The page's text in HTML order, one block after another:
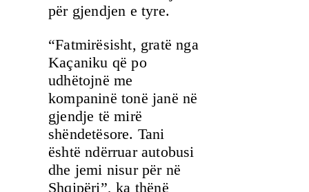
për gjendjen e tyre.
“Fatmirësisht, gratë nga
Kaçaniku që po
udhëtojnë me
kompaninë tonë janë në
gjendje të mirë
shëndetësore. Tani
është ndërruar autobusi
dhe jemi nisur për në
Shqipëri”, ka thënë